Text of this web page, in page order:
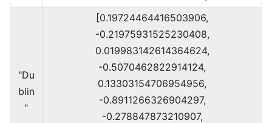
"Du
blin
"
[0.19724464416503906,
-0.21975931525230408,
0.019983142614364624,
-0.5070462822914124,
0.13303154706954956,
-0.8911266326904297,
-0.278847873210907,